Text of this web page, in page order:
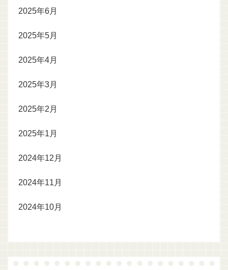
2025年6月
2025年5月
2025年4月
2025年3月
2025年2月
2025年1月
2024年12月
2024年11月
2024年10月